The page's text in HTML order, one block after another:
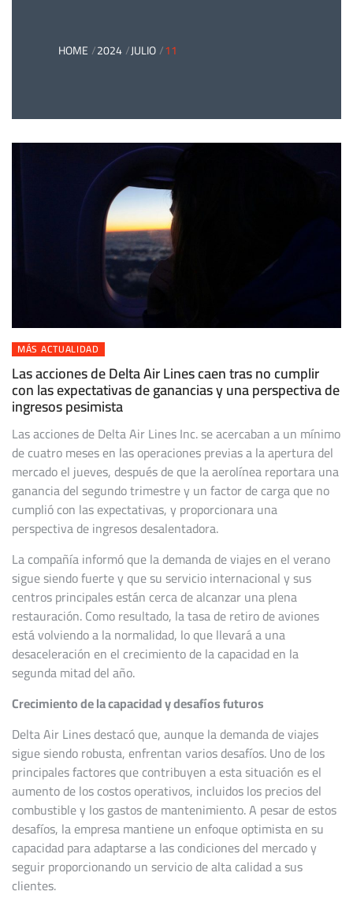
HOME 2024 JULIO 11
MÁS ACTUALIDAD
Las acciones de Delta Air Lines caen tras no cumplir
con las expectativas de ganancias y una perspectiva de
ingresos pesimista
Las acciones de Delta Air Lines Inc. se acercaban a un mínimo
de cuatro meses en las operaciones previas a la apertura del
mercado el jueves, después de que la aerolínea reportara una
ganancia del segundo trimestre y un factor de carga que no
cumplió con las expectativas, y proporcionara una
perspectiva de ingresos desalentadora.
La compañía informó que la demanda de viajes en el verano
sigue siendo fuerte y que su servicio internacional y sus
centros principales están cerca de alcanzar una plena
restauración. Como resultado, la tasa de retiro de aviones
está volviendo a la normalidad, lo que llevará a una
desaceleración en el crecimiento de la capacidad en la
segunda mitad del año.
Crecimiento de la capacidad y desafíos futuros
Delta Air Lines destacó que, aunque la demanda de viajes
sigue siendo robusta, enfrentan varios desafíos. Uno de los
principales factores que contribuyen a esta situación es el
aumento de los costos operativos, incluidos los precios del
combustible y los gastos de mantenimiento. A pesar de estos
desafíos, la empresa mantiene un enfoque optimista en su
capacidad para adaptarse a las condiciones del mercado y
seguir proporcionando un servicio de alta calidad a sus
clientes.